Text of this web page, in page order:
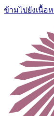
ข้ามไปยังเนื้อ